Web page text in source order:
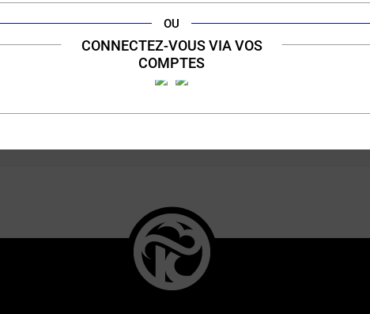
OU
CONNECTEZ-VOUS VIA VOS
COMPTES
à sélectionner le meilleur de la vape pour vous offrir
ENGAGÉ
300 GRANDES